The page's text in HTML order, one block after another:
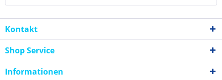
Kontakt
Shop Service
Informationen